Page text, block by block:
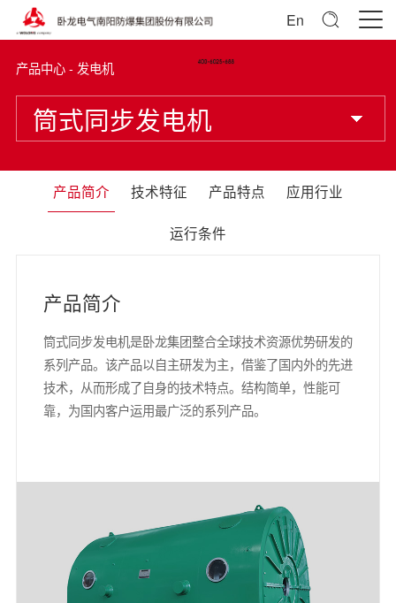
En
产品中心 - 发电机
筒式同步发电机
产品简介 技术特征 产品特点 应用行业
运行条件
产品简介
筒式同步发电机是卧龙集团整合全球技术资源优势研发的
系列产品。该产品以自主研发为主，借鉴了国内外的先进
技术，从而形成了自身的技术特点。结构简单，性能可
靠，为国内客户运用最广泛的系列产品。